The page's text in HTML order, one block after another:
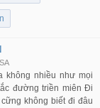
không nhiều như mọi
đường triền miên Đi
không biết đi đâu